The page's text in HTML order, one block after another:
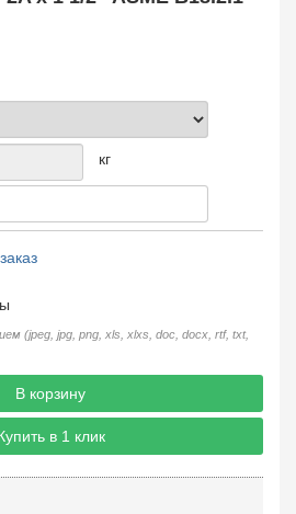
кг
(jpeg, jpg, png, xls, xlxs, doc, docx, rtf, txt,
В корзину
в 1 клик